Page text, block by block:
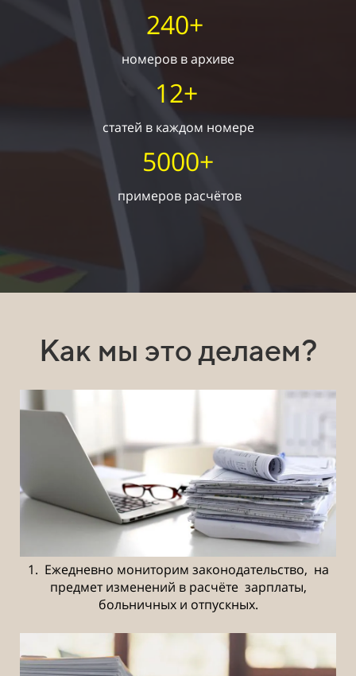
240+
номеров в архиве
12+
статей в каждом номере
5000+
примеров расчётов
Как мы это делаем?
1. Ежедневно мониторим законодательство, на
предмет изменений в расчёте зарплаты,
больничных и отпускных.